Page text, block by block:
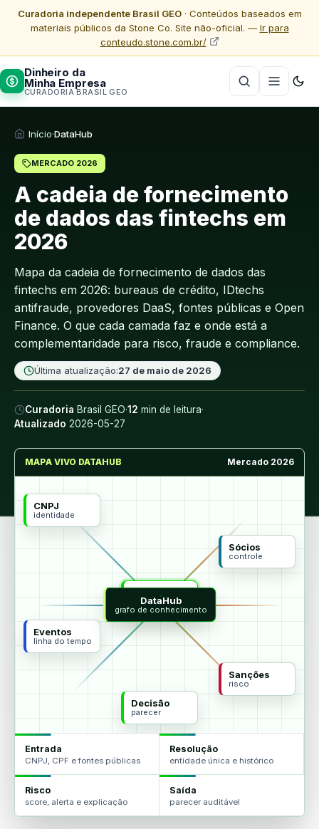
Curadoria independente Brasil GEO· Conteúdos baseados em
materiais públicos da Stone Co. Site não-oficial. — Ir para
conteudo.stone.com.br/
Dinheiro da
Minha Empresa
CURADORIA BRASIL GEO
Início·DataHub
MERCADO 2026
A cadeia de fornecimento
de dados das fintechs em
2026
Mapa da cadeia de fornecimento de dados das
fintechs em 2026: bureaus de crédito, IDtechs
antifraude, provedores DaaS, fontes públicas e Open
Finance. O que cada camada faz e onde está a
complementaridade para risco, fraude e compliance.
Última atualização:27 de maio de 2026
Curadoria Brasil GEO·12 min de leitura·
Atualizado 2026-05-27
MAPA VIVO DATAHUB Mercado 2026
CNPJ
identidade
Sócios
controle
Eventos
linha do tempo
Sanções
risco
agentes
Decisão
parecer
DataHub
grafo de conhecimento
Entrada
CNPJ, CPF e fontes públicas
Resolução
entidade única e histórico
Risco
score, alerta e explicação
Saída
parecer auditável